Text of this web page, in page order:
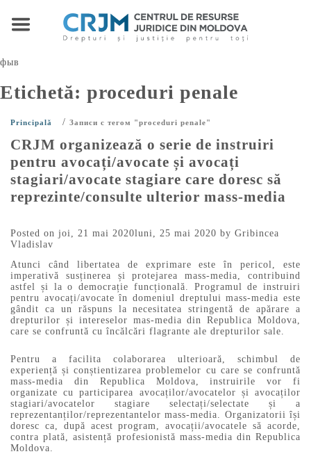
фыв
Etichetă: proceduri penale
Principală / Записи с тегом "proceduri penale"
CRJM organizează o serie de instruiri
pentru avocați/avocate și avocați
stagiari/avocate stagiare care doresc să
reprezinte/consulte ulterior mass-media
Posted on joi, 21 mai 2020luni, 25 mai 2020 by Gribincea
Vladislav
Atunci când libertatea de exprimare este în pericol, este
imperativă susținerea și protejarea mass-media, contribuind
astfel și la o democrație funcțională. Programul de instruiri
pentru avocați/avocate în domeniul dreptului mass-media este
gândit ca un răspuns la necesitatea stringentă de apărare a
drepturilor și intereselor mas-media din Republica Moldova,
care se confruntă cu încălcări flagrante ale drepturilor sale.
Pentru a facilita colaborarea ulterioară, schimbul de
experiență și conștientizarea problemelor cu care se confruntă
mass-media din Republica Moldova, instruirile vor fi
organizate cu participarea avocaților/avocatelor și avocaților
stagiari/avocatelor stagiare selectați/selectate și a
reprezentanților/reprezentantelor mass-media. Organizatorii își
doresc ca, după acest program, avocații/avocatele să acorde,
contra plată, asistență profesionistă mass-media din Republica
Moldova.